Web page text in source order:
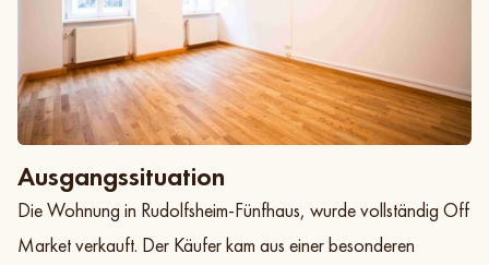
Ausgangssituation
Die Wohnung in Rudolfsheim-Fünfhaus, wurde vollständig Off
Market verkauft. Der Käufer kam aus einer besonderen